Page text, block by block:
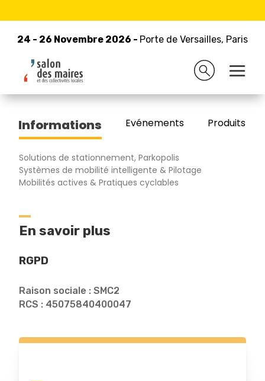
24 - 26 Novembre 2026 - Porte de Versailles, Paris
24 - 26 Novembre 2026 - Porte de Versailles, Paris
Retour à la liste des exposants
ILOO
Informations Evénements Produits/
Solutions de stationnement, Parkopolis
Systèmes de mobilité intelligente & Pilotage
Mobilités actives & Pratiques cyclables
En savoir plus
RGPD
Raison sociale : SMC2
RCS : 45075840400047